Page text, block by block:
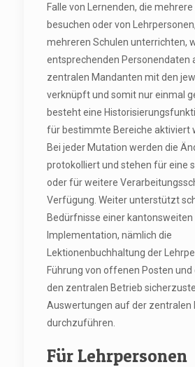
Falle von Lernenden, die
besuchen oder von
mehreren Schulen unterrichten,
entsprechenden Personendaten
zentralen Mandanten mit den
verknüpft und somit nur einmal
besteht eine
für bestimmte Bereiche aktiviert
Bei jeder Mutation werden die
protokolliert und stehen für eine
oder für weitere
Verfügung. Weiter unterstützt
Bedürfnisse einer kantonsweiten
Implementation, nämlich die
Lektionenbuchhaltung der
Führung von offenen Posten und
den zentralen Betrieb
Auswertungen auf der zentralen
durchzuführen.
Für Lehrpersonen